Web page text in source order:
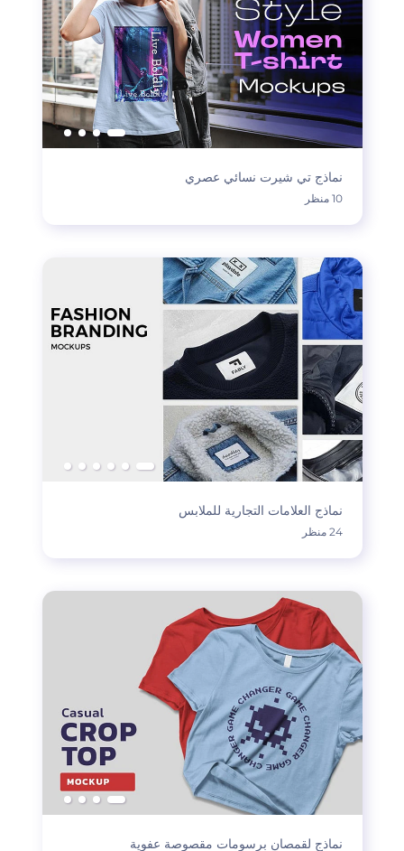
نماذج تي شيرت نسائي عصري
10 منظر
نماذج العلامات التجارية للملابس
24 منظر
نماذج لقمصان برسومات مقصوصة عفوية